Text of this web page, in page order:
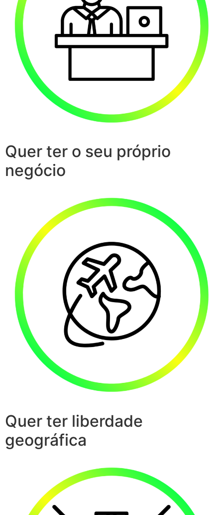
Quer ter o seu próprio
negócio
Quer ter liberdade
geográfica